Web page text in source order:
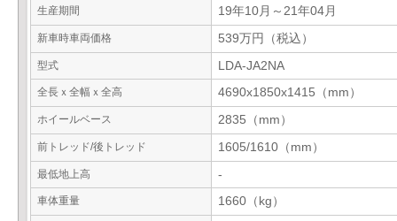
生産期間 19年10月～21年04月
新車時車両価格 539万円（税込）
型式 LDA-JA2NA
全長ｘ全幅ｘ全高 4690x1850x1415（mm）
ホイールベース 2835（mm）
前トレッド/後トレッド 1605/1610（mm）
最低地上高 -
車体重量 1660（kg）